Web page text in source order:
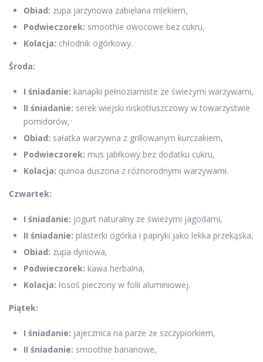
Obiad: zupa jarzynowa zabielana mlekiem,
Podwieczorek: smoothie owocowe bez cukru,
Kolacja: chłodnik ogórkowy.
Środa:
I śniadanie: kanapki pełnoziarniste ze świeżymi warzywami,
II śniadanie: serek wiejski niskotłuszczowy w towarzystwie
pomidorów,
Obiad: sałatka warzywna z grillowanym kurczakiem,
Podwieczorek: mus jabłkowy bez dodatku cukru,
Kolacja: quinoa duszona z różnorodnymi warzywami.
Czwartek:
I śniadanie: jogurt naturalny ze świeżymi jagodami,
II śniadanie: plasterki ogórka i papryki jako lekka przekąska,
Obiad: zupa dyniowa,
Podwieczorek: kawa herbalna,
Kolacja: łosoś pieczony w folii aluminiowej.
Piątek:
I śniadanie: jajecznica na parze ze szczypiorkiem,
II śniadanie: smoothie bananowe,